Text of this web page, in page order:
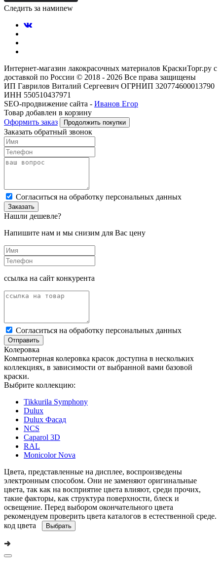
Следить за намиnew
Интернет-магазин лакокрасочных материалов КраскиТорг.ру с
доставкой по России © 2018 - 2026 Все права защищены
ИП Гаврилов Виталий Сергеевич ОГРНИП 320774600013790
ИНН 550510437971
SEO-продвижение сайта - Иванов Егор
Товар добавлен в корзину
Оформить заказ
Продолжить покупки
Заказать обратный звонок
Cогласиться на обработку персональных данных
Заказать
Нашли дешевле?
Напишите нам и мы снизим для Вас цену
ссылка на сайт конкурента
Cогласиться на обработку персональных данных
Отправить
Колеровка
Компьютерная колеровка красок доступна в нескольких
коллекциях, в зависимости от выбранной вами базовой
краски.
Выбрите коллекцию:
Tikkurila Symphony
Dulux
Dulux Фасад
NCS
Caparol 3D
RAL
Monicolor Nova
Цвета, представленные на дисплее, воспроизведены
электронным способом. Они не заменяют оригинальные
цвета, так как на восприятие цвета влияют, среди прочих,
такие факторы, как структура поверхности, блеск и
освещение. Перед выбором окончательного цвета
рекомендуем проверить цвета каталогов в естественной среде.
код цвета
Выбрать